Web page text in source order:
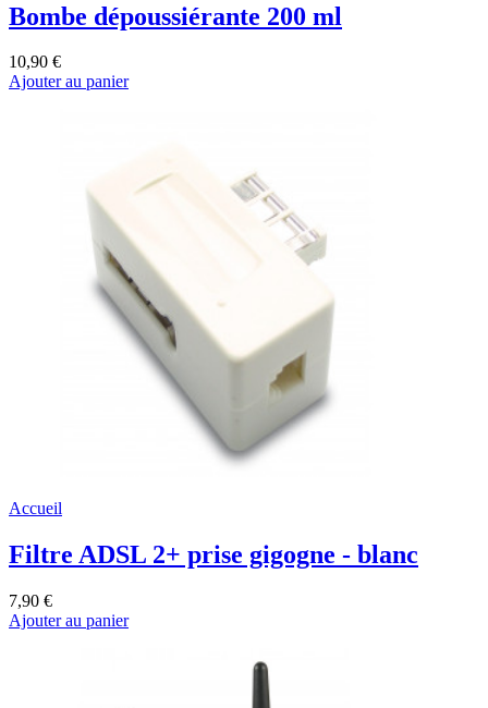
Bombe dépoussiérante 200 ml
10,90 €
Ajouter au panier
Accueil
Filtre ADSL 2+ prise gigogne - blanc
7,90 €
Ajouter au panier